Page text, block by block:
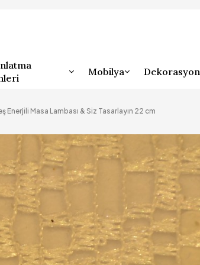
Mobilya Dekorasyon
Enerjili Masa Lambası & Siz Tasarlayın 22 cm